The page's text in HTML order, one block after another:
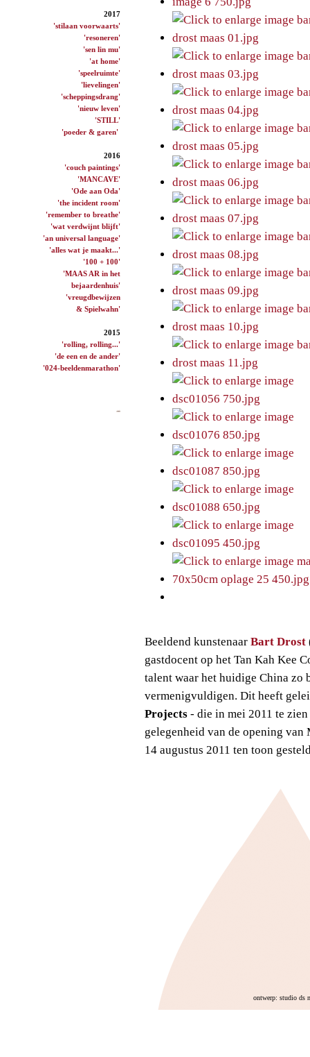
2017
'stilaan voorwaarts'
'resoneren'
'sen lin mu'
'at home'
'speelruimte'
'lievelingen'
'scheppingsdrang'
'nieuw leven'
'STILL'
'poeder & garen'
2016
'couch paintings'
'MANCAVE'
'Ode aan Oda'
'the incident room'
'remember to breathe'
'wat verdwijnt blijft'
'an universal language'
'alles wat je maakt...'
'100 + 100'
'MAAS AR in het
bejaardenhuis'
'vreugdbewijzen
& Spielwahn'
2015
'rolling, rolling...'
'de een en de ander'
'024-beeldenmarathon'
Beeldend kunstenaar Bart Drost
gastdocent op het Tan Kah Kee
talent waar het huidige China zo
vermenigvuldigen. Dit heeft
Projects - die in mei 2011 te
gelegenheid van de opening van
14 augustus 2011 ten toon
ontwerp: studio ds